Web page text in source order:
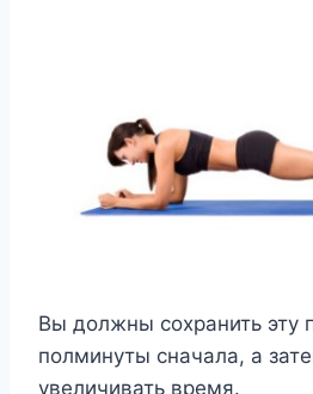
Вы должны сохранить эту
полминуты сначала, а
увеличивать время.